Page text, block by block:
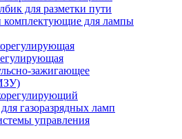
для разметки пути
комплектующие для лампы
зажигающее
газоразрядных ламп
управления